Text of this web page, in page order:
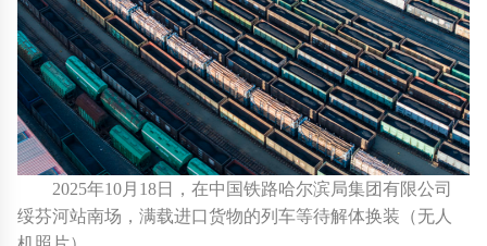
2025年10月18日，在中国铁路哈尔滨局集团有限公司
绥芬河站南场，满载进口货物的列车等待解体换装（无人